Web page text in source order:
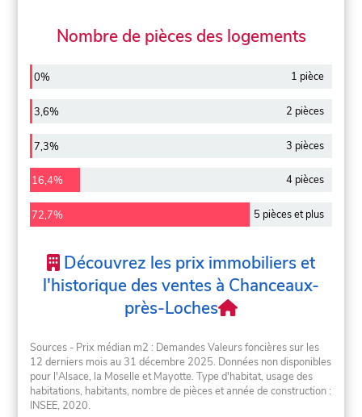
Nombre de pièces des logements
0% 1 pièce
3,6% 2 pièces
7,3% 3 pièces
16,4% 4 pièces
72,7% 5 pièces et plus
Découvrez les prix immobiliers et
l'historique des ventes à Chanceaux-
près-Loches
Sources - Prix médian m2 : Demandes Valeurs foncières sur les
12 derniers mois au 31 décembre 2025. Données non disponibles
pour l'Alsace, la Moselle et Mayotte. Type d'habitat, usage des
habitations, habitants, nombre de pièces et année de construction :
INSEE, 2020.